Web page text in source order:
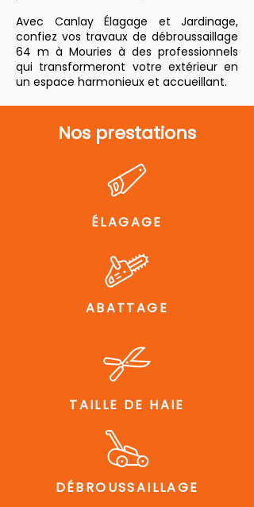
Avec Canlay Élagage et Jardinage,
confiez vos travaux de débroussaillage
64 m à Mouries à des professionnels
qui transformeront votre extérieur en
un espace harmonieux et accueillant.
Nos prestations
ÉLAGAGE
ABATTAGE
TAILLE DE HAIE
DÉBROUSSAILLAGE